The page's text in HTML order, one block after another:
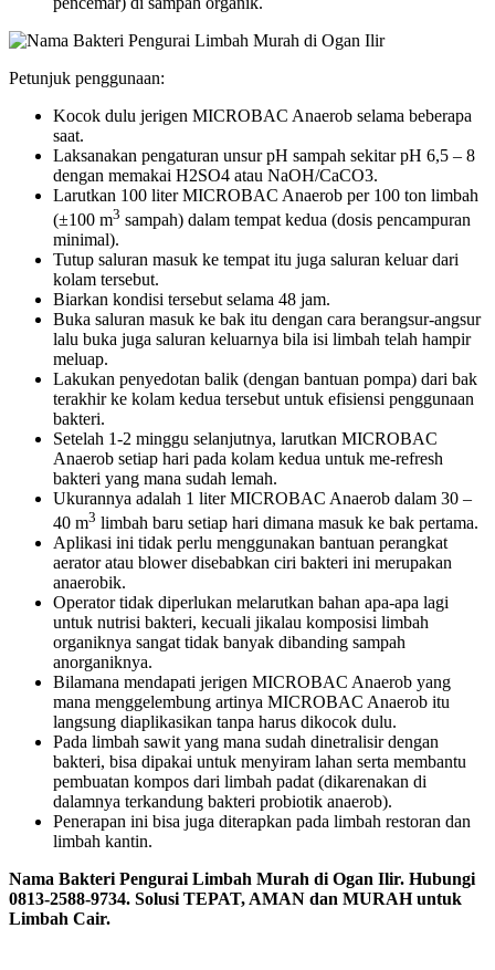
Petunjuk penggunaan:
Kocok dulu jerigen MICROBAC Anaerob selama beberapa
saat.
Laksanakan pengaturan unsur pH sampah sekitar pH 6,5 – 8
dengan memakai H2SO4 atau NaOH/CaCO3.
Larutkan 100 liter MICROBAC Anaerob per 100 ton limbah
(±100 m3 sampah) dalam tempat kedua (dosis pencampuran
minimal).
Tutup saluran masuk ke tempat itu juga saluran keluar dari
kolam tersebut.
Biarkan kondisi tersebut selama 48 jam.
Buka saluran masuk ke bak itu dengan cara berangsur-angsur
lalu buka juga saluran keluarnya bila isi limbah telah hampir
meluap.
Lakukan penyedotan balik (dengan bantuan pompa) dari bak
terakhir ke kolam kedua tersebut untuk efisiensi penggunaan
bakteri.
Setelah 1-2 minggu selanjutnya, larutkan MICROBAC
Anaerob setiap hari pada kolam kedua untuk me-refresh
bakteri yang mana sudah lemah.
Ukurannya adalah 1 liter MICROBAC Anaerob dalam 30 –
40 m3 limbah baru setiap hari dimana masuk ke bak pertama.
Aplikasi ini tidak perlu menggunakan bantuan perangkat
aerator atau blower disebabkan ciri bakteri ini merupakan
anaerobik.
Operator tidak diperlukan melarutkan bahan apa-apa lagi
untuk nutrisi bakteri, kecuali jikalau komposisi limbah
organiknya sangat tidak banyak dibanding sampah
anorganiknya.
Bilamana mendapati jerigen MICROBAC Anaerob yang
mana menggelembung artinya MICROBAC Anaerob itu
langsung diaplikasikan tanpa harus dikocok dulu.
Pada limbah sawit yang mana sudah dinetralisir dengan
bakteri, bisa dipakai untuk menyiram lahan serta membantu
pembuatan kompos dari limbah padat (dikarenakan di
dalamnya terkandung bakteri probiotik anaerob).
Penerapan ini bisa juga diterapkan pada limbah restoran dan
limbah kantin.
Nama Bakteri Pengurai Limbah Murah di Ogan Ilir. Hubungi
0813-2588-9734. Solusi TEPAT, AMAN dan MURAH untuk
Limbah Cair.